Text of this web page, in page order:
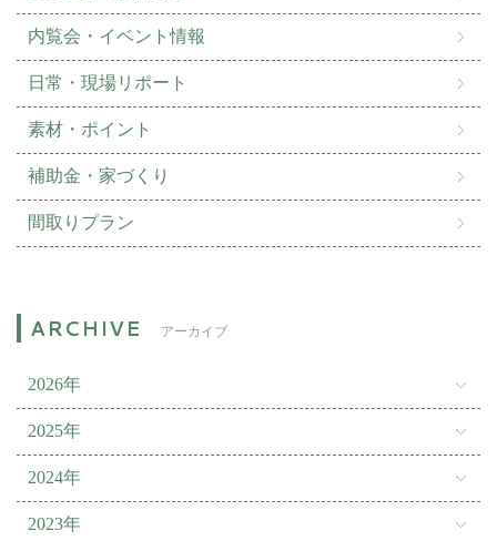
内覧会・イベント情報
日常・現場リポート
素材・ポイント
補助金・家づくり
間取りプラン
アーカイブ
2026年
2025年
2024年
2023年